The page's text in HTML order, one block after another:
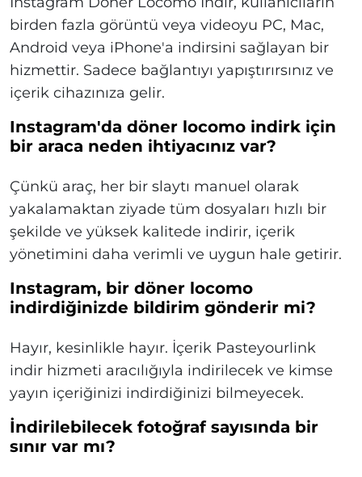
birden fazla görüntü veya videoyu PC, Mac,
Android veya iPhone'a indirsini sağlayan bir
hizmettir. Sadece bağlantıyı yapıştırırsınız ve
içerik cihazınıza gelir.
Instagram'da döner locomo indirk için
bir araca neden ihtiyacınız var?
Çünkü araç, her bir slaytı manuel olarak
yakalamaktan ziyade tüm dosyaları hızlı bir
şekilde ve yüksek kalitede indirir, içerik
yönetimini daha verimli ve uygun hale getirir.
Instagram, bir döner locomo
indirdiğinizde bildirim gönderir mi?
Hayır, kesinlikle hayır. İçerik Pasteyourlink
indir hizmeti aracılığıyla indirilecek ve kimse
yayın içeriğinizi indirdiğinizi bilmeyecek.
İndirilebilecek fotoğraf sayısında bir
sınır var mı?